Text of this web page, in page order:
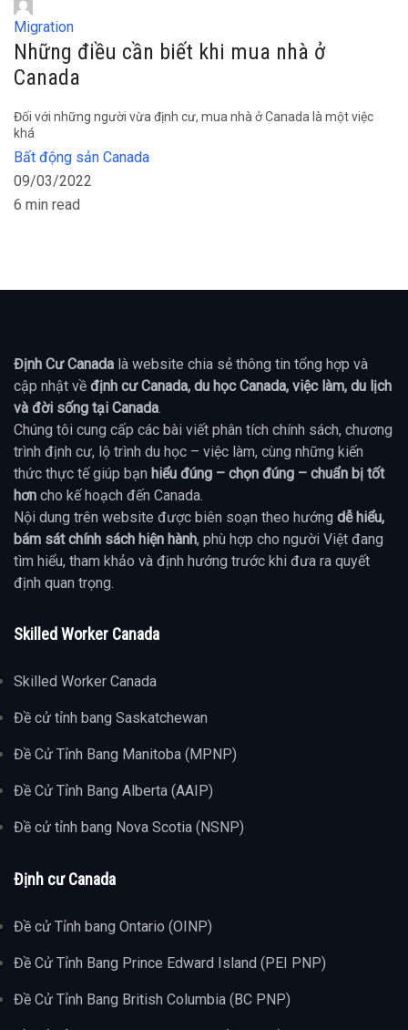
Migration
Những điều cần biết khi mua nhà ở
Canada
Đối với những người vừa định cư, mua nhà ở Canada là một việc
khá
Bất động sản Canada
09/03/2022
6 min read
Định Cư Canada là website chia sẻ thông tin tổng hợp và
cập nhật về định cư Canada, du học Canada, việc làm, du lịch
và đời sống tại Canada.
Chúng tôi cung cấp các bài viết phân tích chính sách, chương
trình định cư, lộ trình du học – việc làm, cùng những kiến
thức thực tế giúp bạn hiểu đúng – chọn đúng – chuẩn bị tốt
hơn cho kế hoạch đến Canada.
Nội dung trên website được biên soạn theo hướng dễ hiểu,
bám sát chính sách hiện hành, phù hợp cho người Việt đang
tìm hiểu, tham khảo và định hướng trước khi đưa ra quyết
định quan trọng.
Skilled Worker Canada
Skilled Worker Canada
Đề cử tỉnh bang Saskatchewan
Đề Cử Tỉnh Bang Manitoba (MPNP)
Đề Cử Tỉnh Bang Alberta (AAIP)
Đề cử tỉnh bang Nova Scotia (NSNP)
Định cư Canada
Đề cử Tỉnh bang Ontario (OINP)
Đề Cử Tỉnh Bang Prince Edward Island (PEI PNP)
Đề Cử Tỉnh Bang British Columbia (BC PNP)